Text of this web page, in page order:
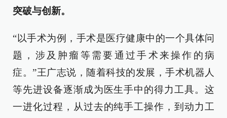
突破与创新。
“以手术为例，手术是医疗健康中的一个具体问
题，涉及肿瘤等需要通过手术来操作的病
症。”王广志说，随着科技的发展，手术机器人
等先进设备逐渐成为医生手中的得力工具。这
一进化过程，从过去的纯手工操作，到动力工